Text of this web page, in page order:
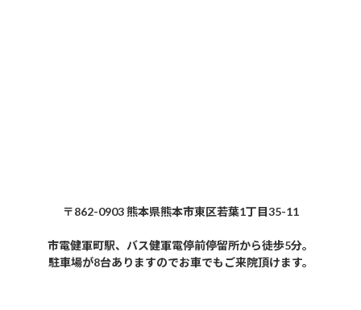
〒862-0903 熊本県熊本市東区若葉1丁目35-11
市電健軍町駅、バス健軍電停前停留所から徒歩5分。
駐車場が8台ありますのでお車でもご来院頂けます。